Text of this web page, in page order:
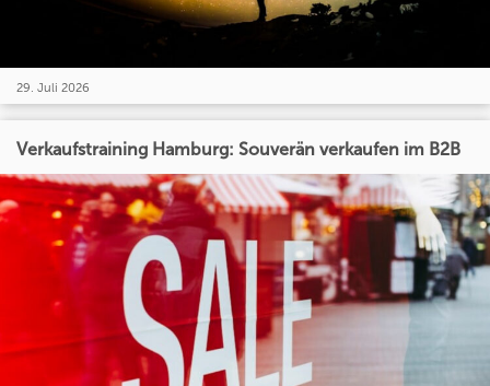
29. Juli 2026
Verkaufstraining Hamburg: Souverän verkaufen im B2B